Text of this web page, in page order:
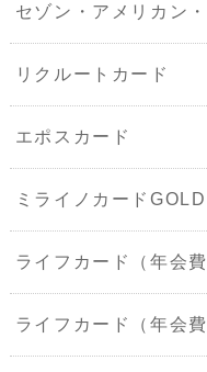
セゾン・アメリカン
リクルートカード
エポスカード
ミライノカードGOLD
ライフカード（年会費
ライフカード（年会費